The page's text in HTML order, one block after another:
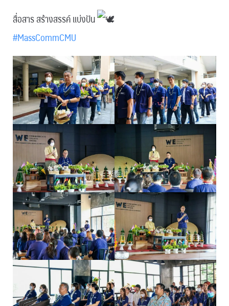
สื่อสาร สร้างสรรค์ แบ่งปัน
#MassCommCMU